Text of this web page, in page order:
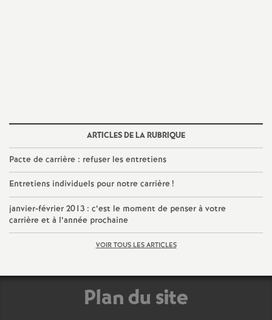
e
g
r
é
r
ARTICLES DE LA RUBRIQUE
Pacte de carrière : refuser les entretiens
Entretiens individuels pour notre carrière!
janvier-février 2013 : c’est le moment de penser à votre
carrière et à l’année prochaine
VOIR TOUS LES ARTICLES
Plan du site